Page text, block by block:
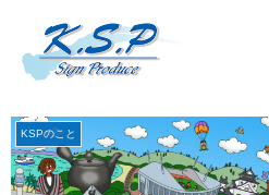
KSPのこと